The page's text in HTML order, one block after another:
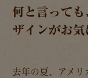
何と言って
ザインがお気
去年の夏、アメ